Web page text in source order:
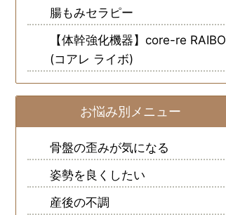
腸もみセラピー
【体幹強化機器】core-re RAIBO
(コアレ ライボ)
お悩み別メニュー
骨盤の歪みが気になる
姿勢を良くしたい
産後の不調